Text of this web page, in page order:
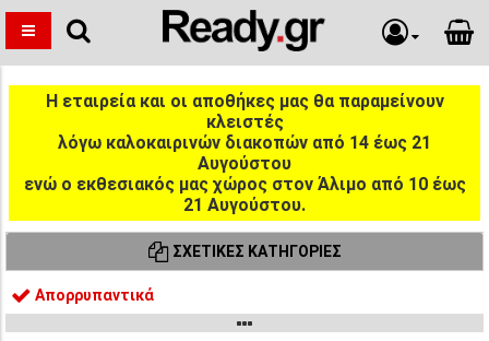
Η εταιρεία και οι αποθήκες μας θα παραμείνουν
κλειστές
λόγω καλοκαιρινών διακοπών από 14 έως 21
Αυγούστου
ενώ ο εκθεσιακός μας χώρος στον Άλιμο από 10 έως
21 Αυγούστου.
ΣΧΕΤΙΚΈΣ ΚΑΤΗΓΟΡΊΕΣ
Απορρυπαντικά